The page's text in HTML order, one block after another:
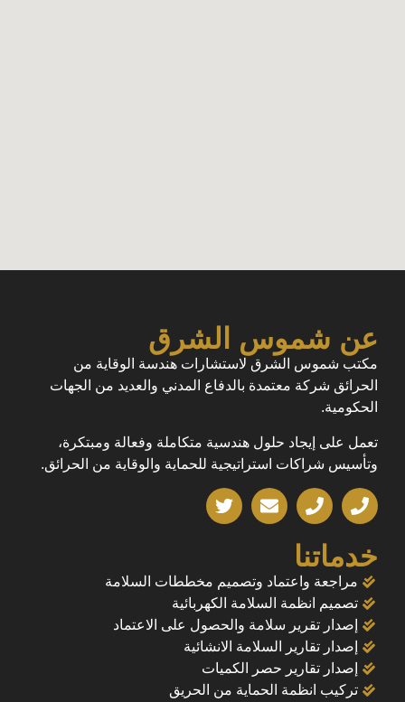
عن شموس الشرق
مكتب شموس الشرق لاستشارات هندسة الوقاية من
الحرائق شركة معتمدة بالدفاع المدني والعديد من الجهات
الحكومية.
تعمل على إيجاد حلول هندسية متكاملة وفعالة ومبتكرة،
وتأسيس شراكات استراتيجية للحماية والوقاية من الحرائق.
خدماتنا
مراجعة واعتماد وتصميم مخططات السلامة
تصميم انظمة السلامة الكهربائية
إصدار تقرير سلامة والحصول على الاعتماد
إصدار تقارير السلامة الانشائية
إصدار تقارير حصر الكميات
تركيب انظمة الحماية من الحريق